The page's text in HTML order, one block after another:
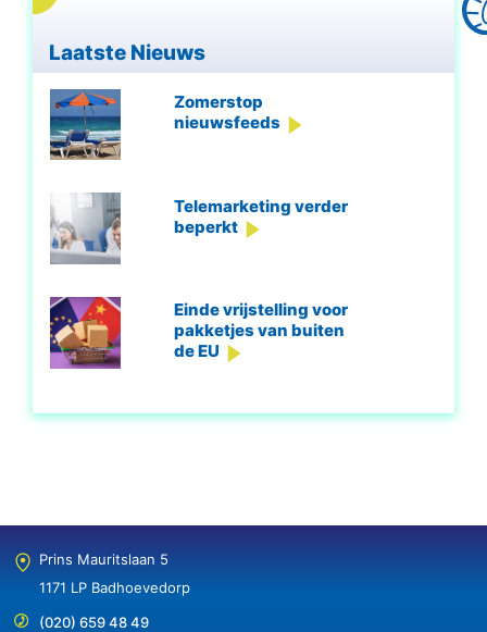
Laatste Nieuws
Zomerstop
nieuwsfeeds
Telemarketing verder
beperkt
Einde vrijstelling voor
pakketjes van buiten
de EU
Prins Mauritslaan 5
1171 LP Badhoevedorp
(020) 659 48 49